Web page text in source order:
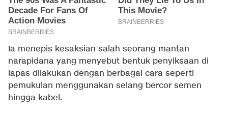
Ia menepis kesaksian salah seorang mantan
narapidana yang menyebut bentuk penyiksaan di
lapas dilakukan dengan berbagai cara seperti
pemukulan menggunakan selang bercor semen
hingga kabel.